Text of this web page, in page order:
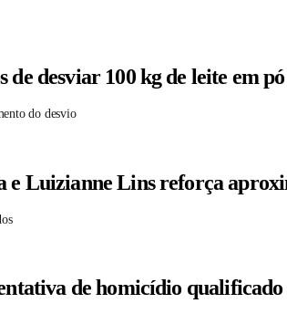
de desviar 100 kg de leite em
do desvio
e Luizianne Lins reforça
de homicídio